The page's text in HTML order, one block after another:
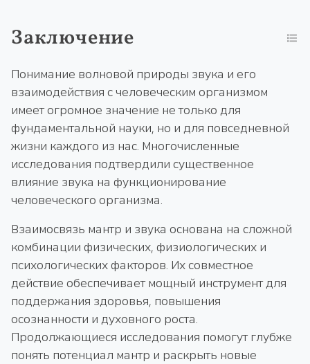
Заключение
Понимание волновой природы звука и его
взаимодействия с человеческим организмом
имеет огромное значение не только для
фундаментальной науки, но и для повседневной
жизни каждого из нас. Многочисленные
исследования подтвердили существенное
влияние звука на функционирование
человеческого организма.
Взаимосвязь мантр и звука основана на сложной
комбинации физических, физиологических и
психологических факторов. Их совместное
действие обеспечивает мощный инструмент для
поддержания здоровья, повышения
осознанности и духовного роста.
Продолжающиеся исследования помогут глубже
понять потенциал мантр и раскрыть новые